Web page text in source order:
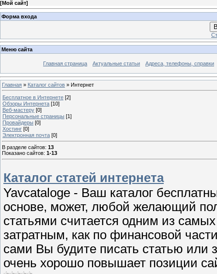
[Мой сайт]
Форма входа
Меню сайта
Главная страница Актуальные статьи Адреса, телефоны, справки
Главная » Каталог сайтов » Интернет
Бесплатное в Интернете [2]
Обзоры Интернета [10]
Веб-мастеру [0]
Персональные страницы [1]
Провайдеры [0]
Хостинг [0]
Электронная почта [0]
В разделе сайтов: 13
Показано сайтов: 1-13
Каталог статей интернета
Yavcataloge - Ваш каталог
основе, может, любой желающий
статьями считается одним из
затратным, как по финансовой
сами Вы будите писать статью или
очень хорошо повышает позиции